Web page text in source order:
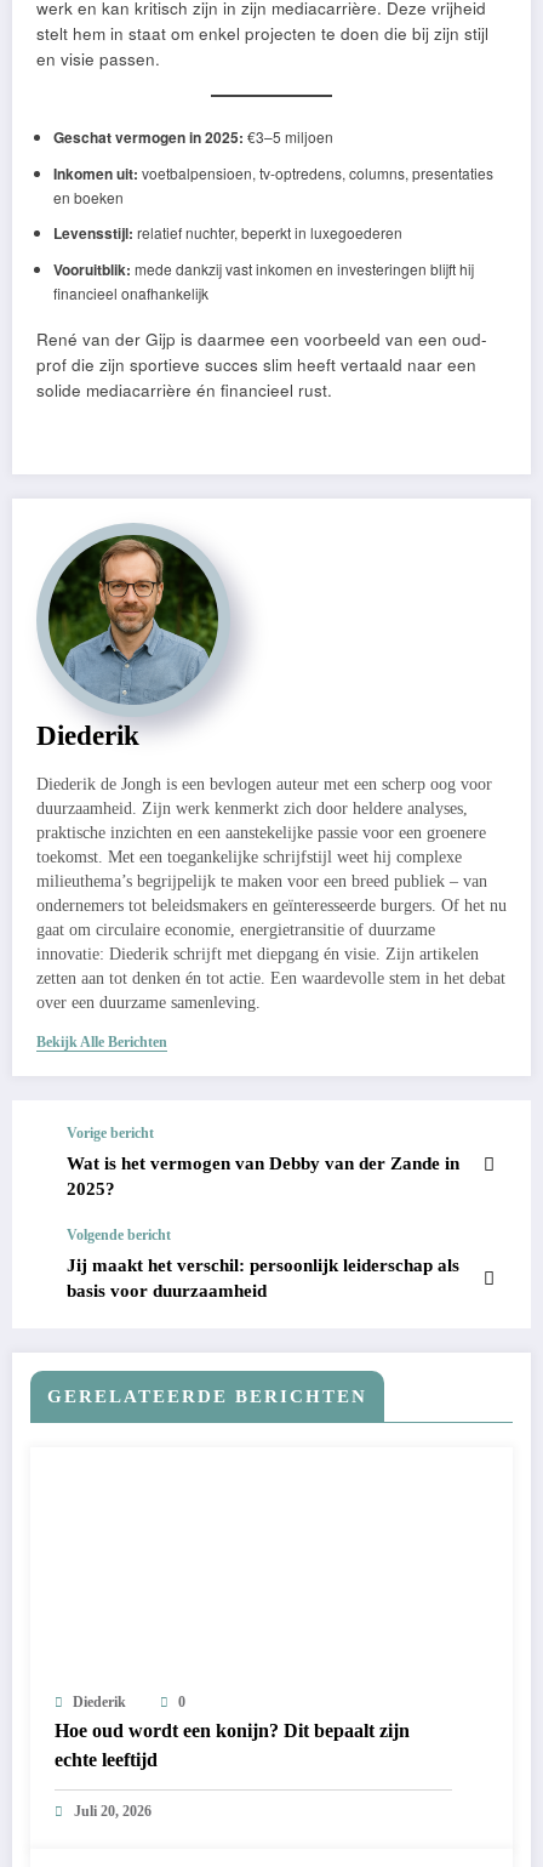
werk en kan kritisch zijn in zijn mediacarrière. Deze vrijheid
stelt hem in staat om enkel projecten te doen die bij zijn stijl
en visie passen.
Geschat vermogen in 2025: €3–5 miljoen
Inkomen uit: voetbalpensioen, tv-optredens, columns, presentaties
en boeken
Levensstijl: relatief nuchter, beperkt in luxegoederen
Vooruitblik: mede dankzij vast inkomen en investeringen blijft hij
financieel onafhankelijk
René van der Gijp is daarmee een voorbeeld van een oud-
prof die zijn sportieve succes slim heeft vertaald naar een
solide mediacarrière én financieel rust.
Diederik
Diederik de Jongh is een bevlogen auteur met een scherp oog voor
duurzaamheid. Zijn werk kenmerkt zich door heldere analyses,
praktische inzichten en een aanstekelijke passie voor een groenere
toekomst. Met een toegankelijke schrijfstijl weet hij complexe
milieuthema’s begrijpelijk te maken voor een breed publiek – van
ondernemers tot beleidsmakers en geïnteresseerde burgers. Of het nu
gaat om circulaire economie, energietransitie of duurzame
innovatie: Diederik schrijft met diepgang én visie. Zijn artikelen
zetten aan tot denken én tot actie. Een waardevolle stem in het debat
over een duurzame samenleving.
Bekijk Alle Berichten
Vorige bericht
Wat is het vermogen van Debby van der Zande in
2025?
Volgende bericht
Jij maakt het verschil: persoonlijk leiderschap als
basis voor duurzaamheid
GERELATEERDE BERICHTEN
Diederik 0
Hoe oud wordt een konijn? Dit bepaalt zijn
echte leeftijd
Juli 20, 2026